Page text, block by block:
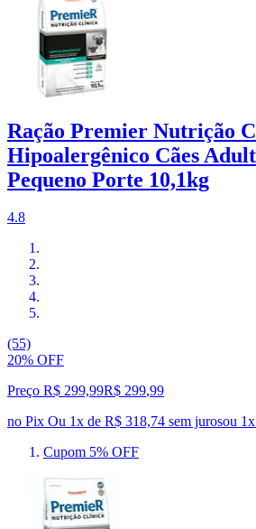
Ração Premier Nutrição
Hipoalergênico Cães
Pequeno Porte 10,1kg
4.8
(55)
20% OFF
Preço R$ 299,99R$ 299,99
no Pix Ou 1x de R$ 318,74 sem jurosou 1
Cupom 5% OFF